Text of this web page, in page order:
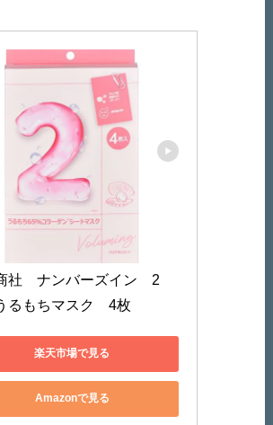
社　ナンバーズイン　2
るもちマスク　4枚
楽天市場で見る
Amazonで見る